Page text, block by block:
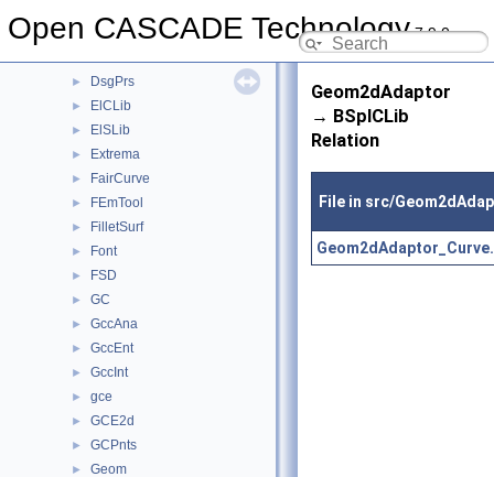
Open CASCADE Technology7.9.0
DrawFairCurve
► DsgPrs
► ElCLib
► ElSLib
► Extrema
► FairCurve
► FEmTool
► FilletSurf
► Font
► FSD
► GC
► GccAna
► GccEnt
► GccInt
► gce
► GCE2d
► GCPnts
► Geom
Geom2dAdaptor
→ BSplCLib
Relation
File in src/